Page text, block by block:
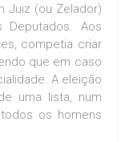
Juiz (ou Zelador)
Aos
competia criar
que em caso
A eleição
uma lista, num
os homens